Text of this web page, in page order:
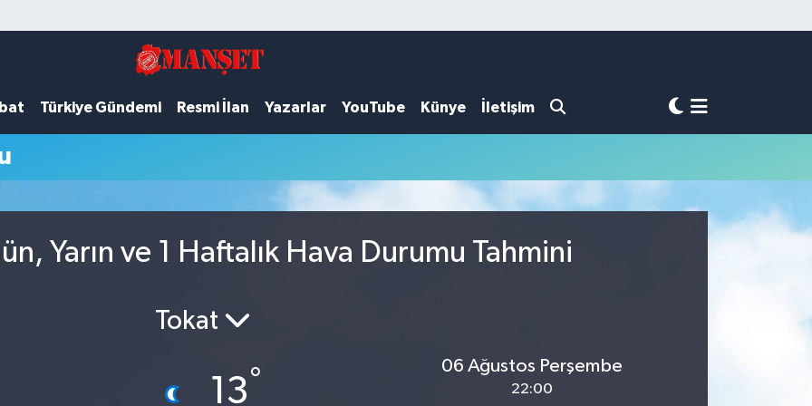
Türkiye Gündemi Resmi İlan Yazarlar YouTube Künye İletişim
Yarın ve 1 Haftalık Hava Durumu Tahmini
Tokat
13°
06 Ağustos Perşembe
22:00